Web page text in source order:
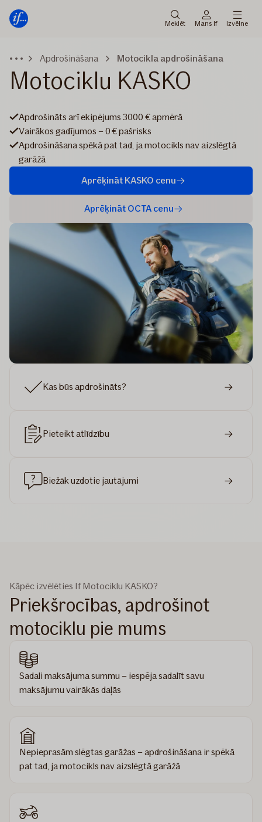
izvēlne
Meklēt Mans If Izvēlne
Apdrošināšana Motocikla apdrošināšana
Motociklu KASKO
Apdrošināts arī ekipējums 3000 € apmērā
Vairākos gadījumos – 0 € pašrisks
Apdrošināšana spēkā pat tad, ja motocikls nav aizslēgtā
garāžā
Aprēķināt KASKO cenu
Aprēķināt OCTA cenu
Kas būs apdrošināts?
Pieteikt atlīdzību
Biežāk uzdotie jautājumi
Kāpēc izvēlēties If Motociklu KASKO?
Priekšrocības, apdrošinot
motociklu pie mums
Sadali maksājuma summu – iespēja sadalīt savu
maksājumu vairākās daļās
Nepieprasām slēgtas garāžas – apdrošināšana ir spēkā
pat tad, ja motocikls nav aizslēgtā garāžā